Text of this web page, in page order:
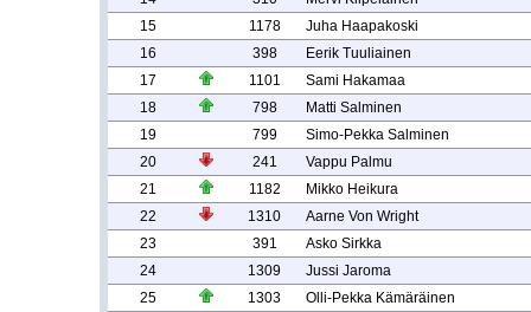
15
1178
Juha Haapakoski
16
398
Eerik Tuuliainen
17
1101
Sami Hakamaa
18
798
Matti Salminen
19
799
Simo-Pekka Salminen
20
241
Vappu Palmu
21
1182
Mikko Heikura
22
1310
Aarne Von Wright
23
391
Asko Sirkka
24
1309
Jussi Jaroma
25
1303
Olli-Pekka Kämäräinen